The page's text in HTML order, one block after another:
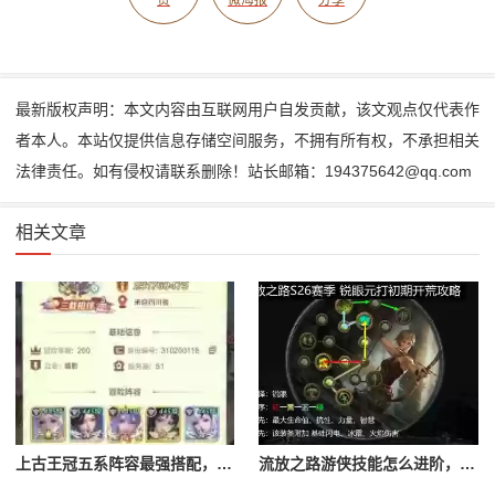
最新版权声明：本文内容由互联网用户自发贡献，该文观点仅代表作
者本人。本站仅提供信息存储空间服务，不拥有所有权，不承担相关
法律责任。如有侵权请联系删除！站长邮箱：194375642@qq.com
相关文章
上古王冠五系阵容最强搭配，上古王冠五星排行 流放之路游侠技能怎么进阶，流放之路游侠技能怎么进阶的